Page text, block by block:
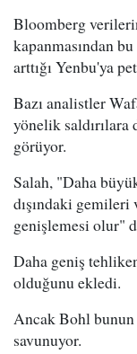
Bloomberg
kapanmasından
arttığı Yenbu'ya
Bazı analistler
yönelik
görüyor.
Salah, "Daha
dışındaki gemileri
genişlemesi olur"
Daha geniş
olduğunu ekledi.
Ancak Bohl bunun
savunuyor.